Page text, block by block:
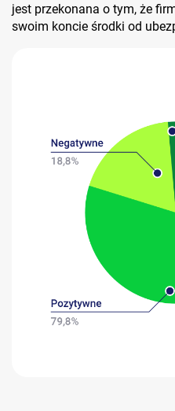
jest przekonana o tym, że
swoim koncie środki od